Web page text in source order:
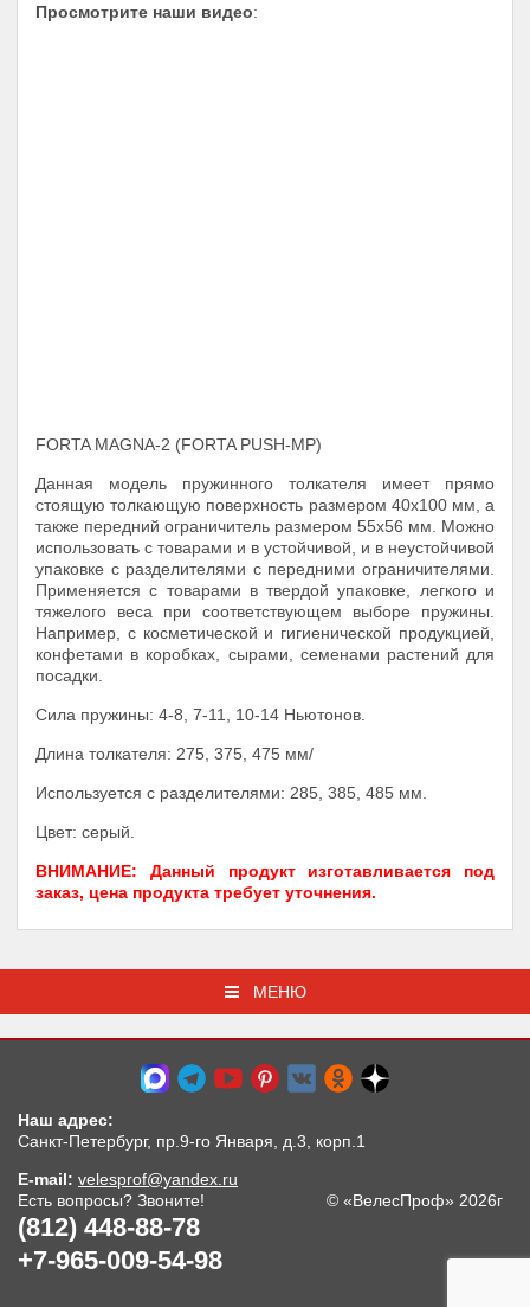
Просмотрите наши видео:
FORTA MAGNA-2 (FORTA PUSH-МP)
Данная модель пружинного толкателя имеет прямо
стоящую толкающую поверхность размером 40х100 мм, а
также передний ограничитель размером 55х56 мм. Можно
использовать с товарами и в устойчивой, и в неустойчивой
упаковке с разделителями с передними ограничителями.
Применяется с товарами в твердой упаковке, легкого и
тяжелого веса при соответствующем выборе пружины.
Например, с косметической и гигиенической продукцией,
конфетами в коробках, сырами, семенами растений для
посадки.
Сила пружины: 4-8, 7-11, 10-14 Ньютонов.
Длина толкателя: 275, 375, 475 мм/
Используется с разделителями: 285, 385, 485 мм.
Цвет: серый.
ВНИМАНИЕ: Данный продукт изготавливается под
заказ, цена продукта требует уточнения.
МЕНЮ
Наш адрес:
Санкт-Петербург, пр.9-го Января, д.3, корп.1
E-mail: velesprof@yandex.ru
Есть вопросы? Звоните!
(812) 448-88-78
+7-965-009-54-98
© «ВелесПроф» 2026г